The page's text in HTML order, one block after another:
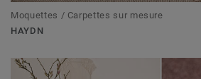
Moquettes / Carpettes sur mesure
HAYDN